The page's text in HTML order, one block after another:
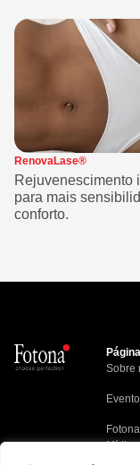
RenovaLase®
Rejuvenescimento
para mais
conforto.
Sobre
Mídia